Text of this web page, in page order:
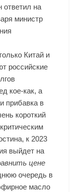
ответил на
министр
Китай и
российские
кое-как, а
прибавка в
короткий
к 2023
выйдет на
цене
очередь в
масло